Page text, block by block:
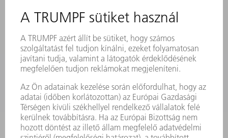
FELIRATKOZÁS HÍRLEVÉLRE
MYTRUMPF
TERMÉKEK
GÉPEK & RENDSZEREK
LÉZER
TELJESÍTMÉNYELEKTRONIKA
ELEKTROMOS KÉZIGÉPEK
SMART FACTORY
SZOFTVER
SZOLGÁLTATÁSOK
ALKALMAZÁSOK
ÁGAZATOK